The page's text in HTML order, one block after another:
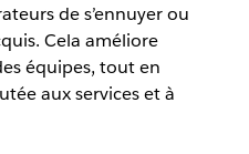
de s’ennuyer ou
Cela améliore
équipes, tout en
aux services et à